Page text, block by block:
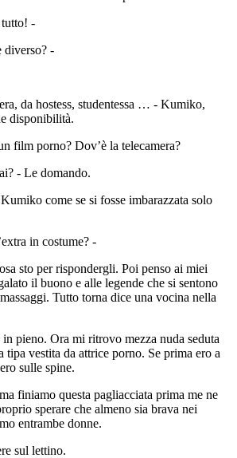
tutto! -
diverso? -
da hostess, studentessa … - Kumiko,
disponibilità.
film porno? Dov’è la telecamera?
- Le domando.
come se si fosse imbarazzata solo
in costume? -
sto per rispondergli. Poi penso ai miei
il buono e alle legende che si sentono
Tutto torna dice una vocina nella
in pieno. Ora mi ritrovo mezza nuda seduta
tipa vestita da attrice porno. Se prima ero a
sulle spine.
finiamo questa pagliacciata prima me ne
sperare che almeno sia brava nei
entrambe donne.
sul lettino.